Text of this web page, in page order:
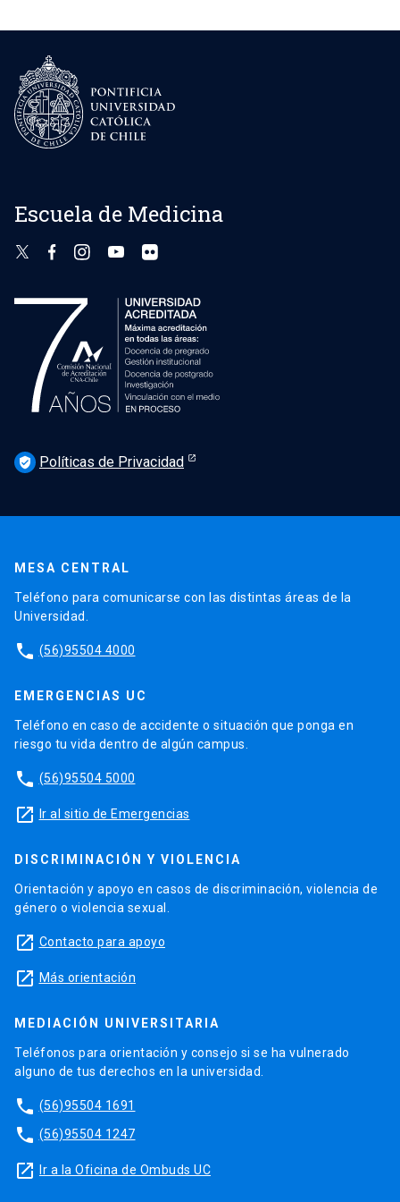
Haber sido seleccionado por la Dirección de
concurso público. El financiamiento proviene de
la Institución que patrocina al alumno, esta
puede ser la propia Escuela de Medicina, que
dispone para este fin de un fondo de becas y
Escuela de Medicina
verified_user Políticas de Privacidad
MESA CENTRAL
Teléfono para comunicarse con las distintas áreas de la
Universidad.
phone (56)95504 4000
EMERGENCIAS UC
Teléfono en caso de accidente o situación que ponga en
riesgo tu vida dentro de algún campus.
phone (56)95504 5000
launch Ir al sitio de Emergencias
DISCRIMINACIÓN Y VIOLENCIA
Orientación y apoyo en casos de discriminación, violencia de
género o violencia sexual.
launch Contacto para apoyo
launch Más orientación
MEDIACIÓN UNIVERSITARIA
Teléfonos para orientación y consejo si se ha vulnerado
alguno de tus derechos en la universidad.
phone (56)95504 1691
phone (56)95504 1247
launch Ir a la Oficina de Ombuds UC